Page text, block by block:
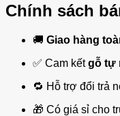
Chính sách
🚚 Giao hàng
✅ Cam kếtgỗ tự
🔁 Hỗ trợ đổi trả
🎁 Có giá sỉ cho